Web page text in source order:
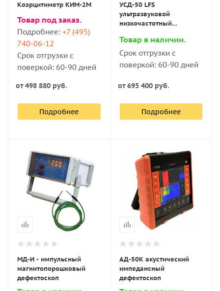
Коэрцитиметр КИМ-2М
Товар под заказ.
Подробнее: +7 (495)
740-06-12
Срок отгрузки с
поверкой: 60-90 дней
от498 880 руб.
Подробнее
УСД-50 LFS
ультразвуковой
низкочастотный
Товар в наличии.
Срок отгрузки с
поверкой: 60-90 дней
от695 400 руб.
Подробнее
МД-И - импульсный
магнитопорошковый
дефектоскоп
АД-50К акустический
импедансный
дефектоскоп